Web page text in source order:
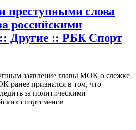
слова
российскими
Другие :: РБК Спорт
заявление главы МОК о слежке
ранее признался в том, что
за политическими
спортсменов